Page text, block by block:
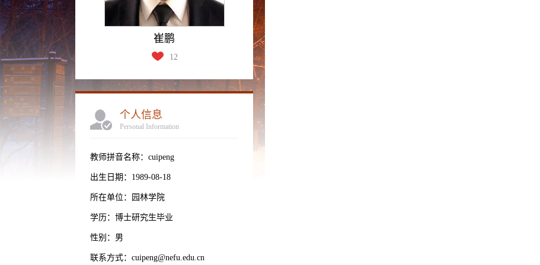
崔鹏
12
个人信息
Personal Information
教师拼音名称：cuipeng
出生日期：1989-08-18
所在单位：园林学院
学历：博士研究生毕业
性别：男
联系方式：cuipeng@nefu.edu.cn